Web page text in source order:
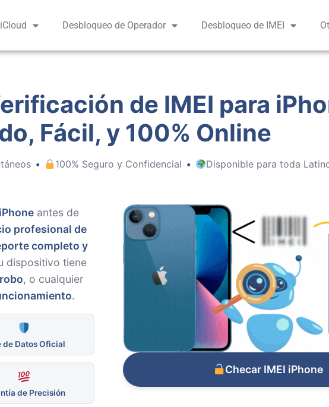
Desbloqueo de Operador Desbloqueo de IMEI
de IMEI para
Fácil, y 100% Online
• 100% Seguro y Confidencial • Disponible para toda
antes de
profesional de
completo y
dispositivo tiene
, o cualquier
.
de Datos Oficial
de Precisión
Checar IMEI iPhone